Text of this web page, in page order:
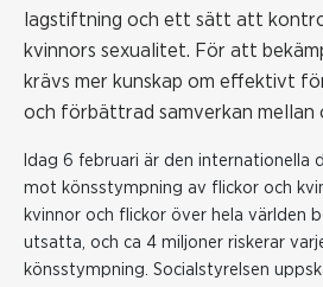
lagstiftning och ett sätt att
kvinnors sexualitet. För att
krävs mer kunskap om effektivt
och förbättrad samverkan mellan
Idag 6 februari är den internationella
mot könsstympning av flickor och
kvinnor och flickor över hela världen
utsatta, och ca 4 miljoner riskerar
könsstympning. Socialstyrelsen